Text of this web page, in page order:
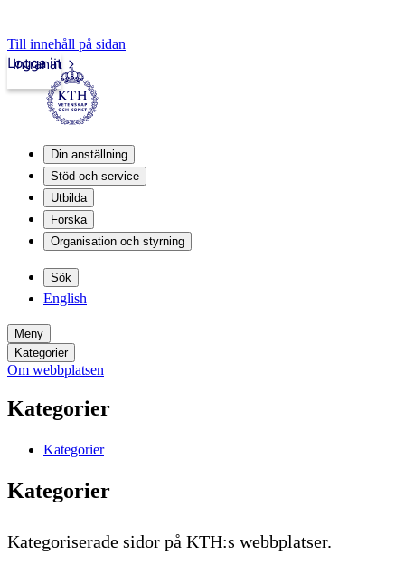
Till innehåll på sidan
Intranät
Logga in
Din anställning
Stöd och service
Utbilda
Forska
Organisation och styrning
Sök
English
Meny
Kategorier
Om webbplatsen
Kategorier
Kategorier
Kategorier
Kategoriserade sidor på KTH:s webbplatser.